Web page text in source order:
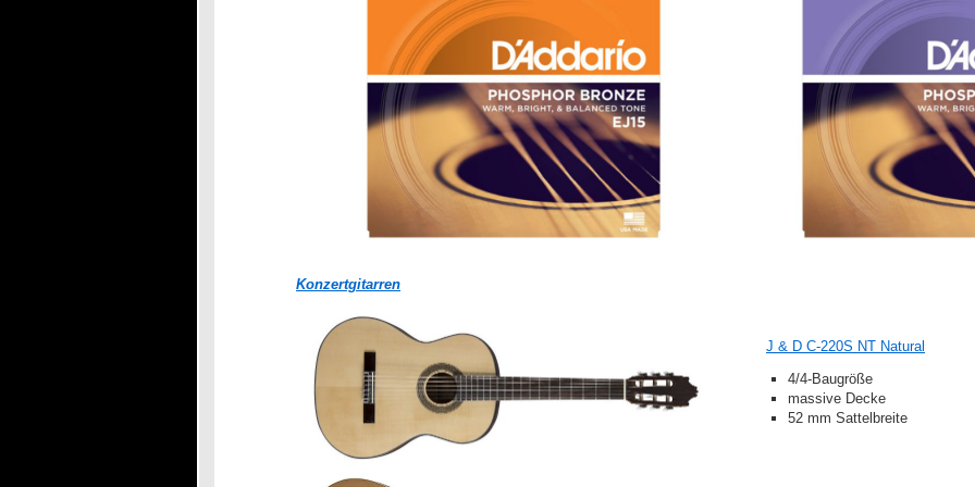
Konzertgitarren
J & D C-220S NT Natural
4/4-Baugröße
massive Decke
52 mm Sattelbreite